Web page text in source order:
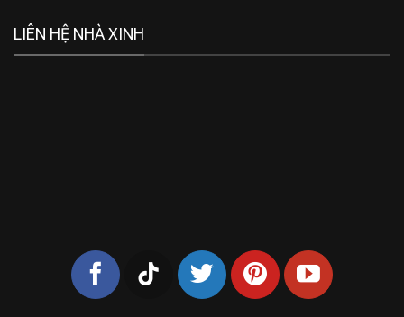
LIÊN HỆ NHÀ XINH